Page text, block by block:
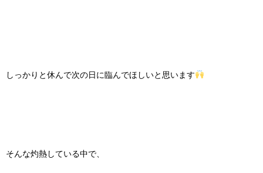
しっかりと休んで次の日に臨んでほしいと思います
そんな灼熱している中で、